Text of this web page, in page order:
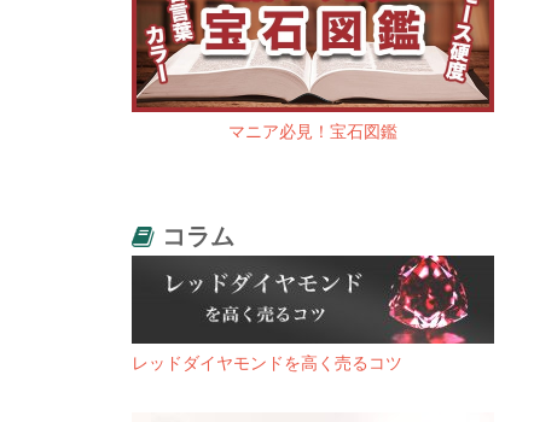
マニア必見！宝石図鑑
コラム
レッドダイヤモンドを高く売るコツ